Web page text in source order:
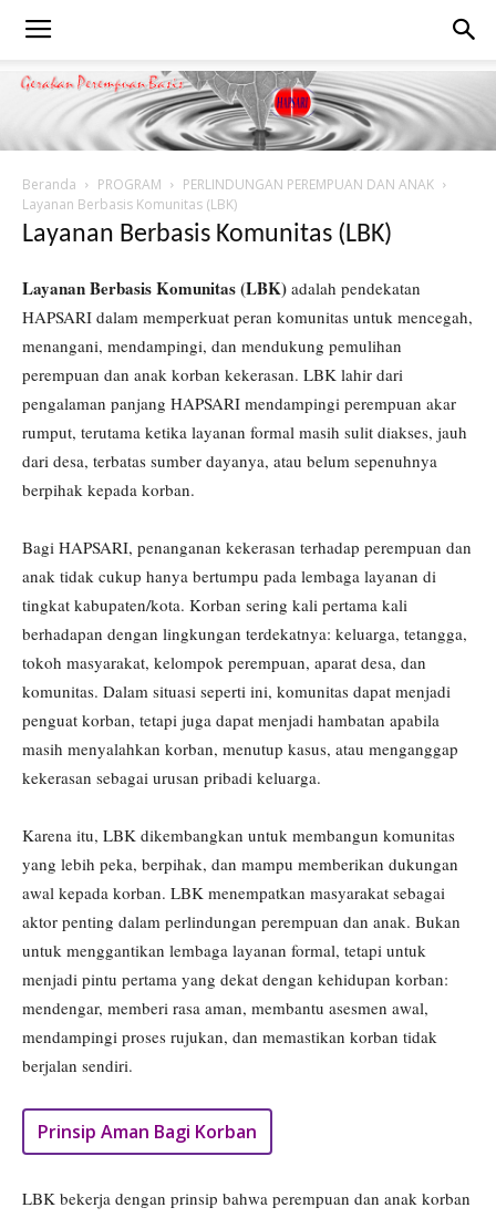
Beranda PROGRAM
PERLINDUNGAN PEREMPUAN DAN ANAK
Layanan Berbasis Komunitas (LBK)
Layanan Berbasis Komunitas (LBK)
Layanan Berbasis Komunitas (LBK) adalah pendekatan
HAPSARI dalam memperkuat peran komunitas untuk mencegah,
menangani, mendampingi, dan mendukung pemulihan
perempuan dan anak korban kekerasan. LBK lahir dari
pengalaman panjang HAPSARI mendampingi perempuan akar
rumput, terutama ketika layanan formal masih sulit diakses, jauh
dari desa, terbatas sumber dayanya, atau belum sepenuhnya
berpihak kepada korban.
Bagi HAPSARI, penanganan kekerasan terhadap perempuan dan
anak tidak cukup hanya bertumpu pada lembaga layanan di
tingkat kabupaten/kota. Korban sering kali pertama kali
berhadapan dengan lingkungan terdekatnya: keluarga, tetangga,
tokoh masyarakat, kelompok perempuan, aparat desa, dan
komunitas. Dalam situasi seperti ini, komunitas dapat menjadi
penguat korban, tetapi juga dapat menjadi hambatan apabila
masih menyalahkan korban, menutup kasus, atau menganggap
kekerasan sebagai urusan pribadi keluarga.
Karena itu, LBK dikembangkan untuk membangun komunitas
yang lebih peka, berpihak, dan mampu memberikan dukungan
awal kepada korban. LBK menempatkan masyarakat sebagai
aktor penting dalam perlindungan perempuan dan anak. Bukan
untuk menggantikan lembaga layanan formal, tetapi untuk
menjadi pintu pertama yang dekat dengan kehidupan korban:
mendengar, memberi rasa aman, membantu asesmen awal,
mendampingi proses rujukan, dan memastikan korban tidak
berjalan sendiri.
Prinsip Aman Bagi Korban
LBK bekerja dengan prinsip bahwa perempuan dan anak korban